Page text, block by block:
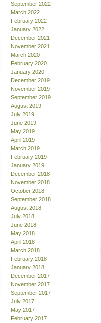
September 2022
March 2022
February 2022
January 2022
December 2021
November 2021
March 2020
February 2020
January 2020
December 2019
November 2019
September 2019
August 2019
July 2019
June 2019
May 2019
April 2019
March 2019
February 2019
January 2019
December 2018
November 2018
October 2018
September 2018
August 2018
July 2018
June 2018
May 2018
April 2018
March 2018
February 2018
January 2018
December 2017
November 2017
September 2017
July 2017
May 2017
February 2017